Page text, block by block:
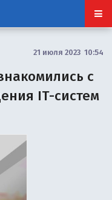
21 июля 2023 10:54
с
IT-систем